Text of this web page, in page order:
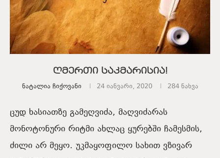
ღმერთი საკმარისია!
Ნატალია Ჩიქოვანი 24 იანვარი, 2020 284ნახვა
ცუდ ხასიათზე გამეღვიძა, მაღვიძარას
მონოტონური რიტმი ახლაც ყურებში ჩამესმის,
ძილი არ მეყო. უკმაყოფილო სახით ვზივარ